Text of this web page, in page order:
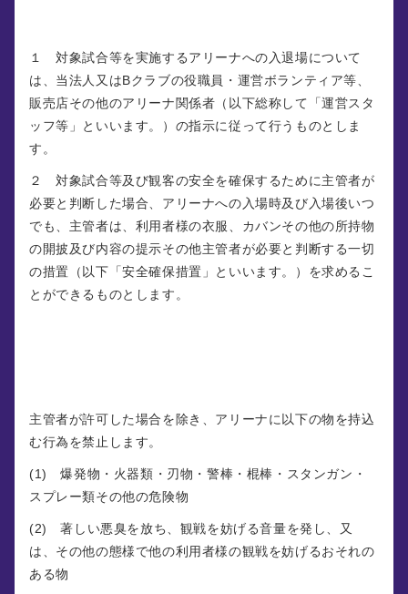
１ 対象試合等を実施するアリーナへの入退場について
は、当法人又はBクラブの役職員・運営ボランティア等、
販売店その他のアリーナ関係者（以下総称して「運営スタ
ッフ等」といいます。）の指示に従って行うものとしま
す。
２ 対象試合等及び観客の安全を確保するために主管者が
必要と判断した場合、アリーナへの入場時及び入場後いつ
でも、主管者は、利用者様の衣服、カバンその他の所持物
の開披及び内容の提示その他主管者が必要と判断する一切
の措置（以下「安全確保措置」といいます。）を求めるこ
とができるものとします。
主管者が許可した場合を除き、アリーナに以下の物を持込
む行為を禁止します。
(1) 爆発物・火器類・刃物・警棒・棍棒・スタンガン・
スプレー類その他の危険物
(2) 著しい悪臭を放ち、観戦を妨げる音量を発し、又
は、その他の態様で他の利用者様の観戦を妨げるおそれの
ある物